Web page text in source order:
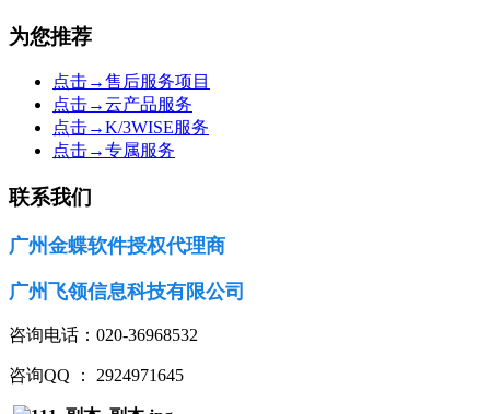
为您推荐
点击→售后服务项目
点击→云产品服务
点击→K/3WISE服务
点击→专属服务
联系我们
广州金蝶软件授权代理商
广州飞领信息科技有限公司
咨询电话：020-36968532
咨询QQ ： 2924971645